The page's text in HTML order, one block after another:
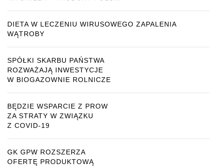
DIETA W LECZENIU WIRUSOWEGO ZAPALENIA
WĄTROBY
SPÓŁKI SKARBU PAŃSTWA
ROZWAŻAJĄ INWESTYCJE
W BIOGAZOWNIE ROLNICZE
BĘDZIE WSPARCIE Z PROW
ZA STRATY W ZWIĄZKU
Z COVID-19
GK GPW ROZSZERZA
OFERTĘ PRODUKTOWĄ